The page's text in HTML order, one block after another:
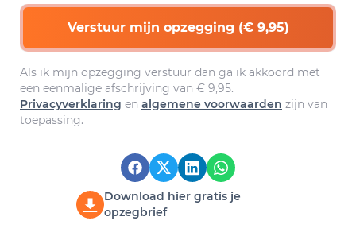
Verstuur mijn opzegging (€ 9,95)
Als ik mijn opzegging verstuur dan ga ik akkoord met
een eenmalige afschrijving van € 9,95.
Privacyverklaring en algemene voorwaarden zijn van
toepassing.
Download hier gratis je
opzegbrief